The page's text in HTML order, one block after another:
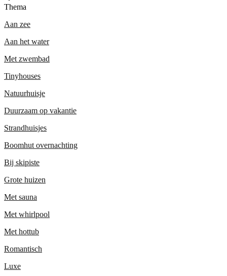
Thema
Aan zee
Aan het water
Met zwembad
Tinyhouses
Natuurhuisje
Duurzaam op vakantie
Strandhuisjes
Boomhut overnachting
Bij skipiste
Grote huizen
Met sauna
Met whirlpool
Met hottub
Romantisch
Luxe